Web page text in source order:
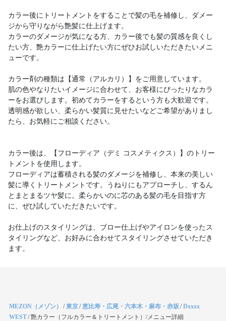
カラー後にトリートメントをすることで髪の毛を補修し、ダメー
ジから守りながら艶髪に仕上げます。
カラーのダメージが気になる方、カラー後でも髪の質感を良くし
たい方、艶カラーに仕上げたい方にぜひお試しいただきたいメニ
ューです。
カラー剤の種類は【通常（アルカリ）】をご用意しています。
肌の色やなりたいイメージに合わせて、お客様にぴったりなカラ
ーをお選びします。初めてカラーをするという方も大歓迎です。
透明感が欲しい、柔らかい髪質に見せたいなどご希望がありまし
たら、お気軽にご相談ください。
カラー後は、【フローディア（デミ コスメティクス）】のトリー
トメントを使用します。
フローディアは蓄積される髪のダメージを補修し、本来の美しい
髪に導くトリートメントです。うねりにもアプローチし、するん
とまとまるツヤ髪に。柔らかいのに芯のある髪の毛を目指す方
に、ぜひ試していただきたいです。
お仕上げのスタイリングは、ブロー仕上げやアイロンを使ったス
タイリングなど、お好みに合わせてスタイリングさせていただき
ます。
MEZON（メゾン） /東京/恵比寿・広尾・六本木・麻布・赤坂/Dxxxx
WEST/艶カラー（フルカラー＆トリートメント）/メニュー詳細